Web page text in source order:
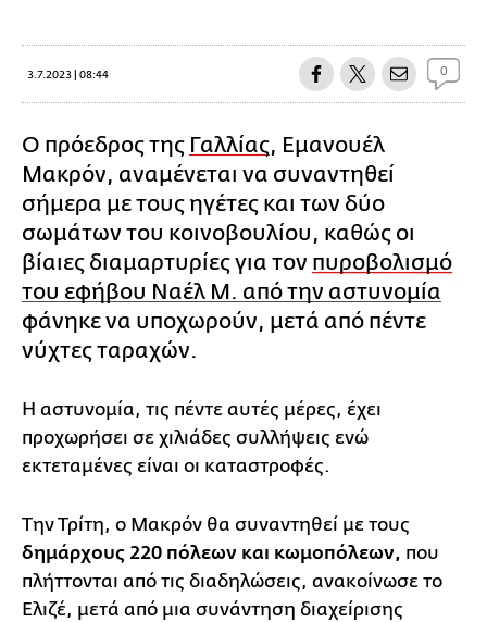
3.7.2023 | 08:44 0
Ο πρόεδρος της Γαλλίας, Εμανουέλ
Μακρόν, αναμένεται να συναντηθεί
σήμερα με τους ηγέτες και των δύο
σωμάτων του κοινοβουλίου, καθώς οι
βίαιες διαμαρτυρίες για τον πυροβολισμό
του εφήβου Ναέλ Μ. από την αστυνομία
φάνηκε να υποχωρούν, μετά από πέντε
νύχτες ταραχών.
Η αστυνομία, τις πέντε αυτές μέρες, έχει
προχωρήσει σε χιλιάδες συλλήψεις ενώ
εκτεταμένες είναι οι καταστροφές.
Την Τρίτη, ο Μακρόν θα συναντηθεί με τους
δημάρχους 220 πόλεων και κωμοπόλεων, που
πλήττονται από τις διαδηλώσεις, ανακοίνωσε το
Ελιζέ, μετά από μια συνάντηση διαχείρισης